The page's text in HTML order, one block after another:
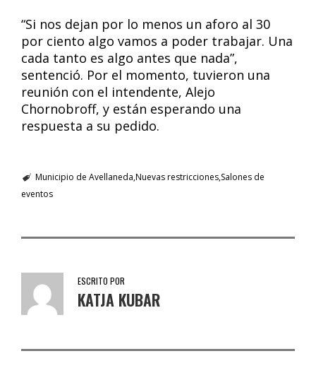
“Si nos dejan por lo menos un aforo al 30
por ciento algo vamos a poder trabajar. Una
cada tanto es algo antes que nada”,
sentenció. Por el momento, tuvieron una
reunión con el intendente, Alejo
Chornobroff, y están esperando una
respuesta a su pedido.
Municipio de Avellaneda Nuevas restriccionesSalones de
eventos
ESCRITO POR
KATJA KUBAR